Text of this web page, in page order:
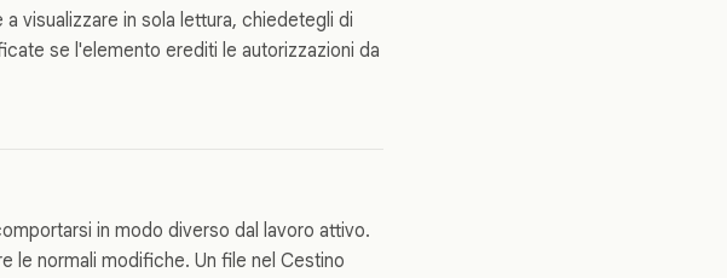
visualizzare in sola lettura, chiedetegli di
se l'elemento erediti le autorizzazioni da
in modo diverso dal lavoro attivo.
le normali modifiche. Un file nel Cestino